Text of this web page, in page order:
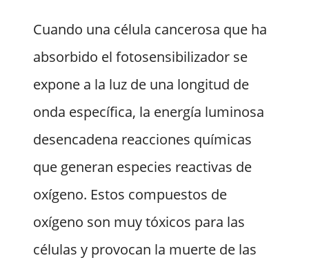
Cuando una célula cancerosa que ha
absorbido el fotosensibilizador se
expone a la luz de una longitud de
onda específica, la energía luminosa
desencadena reacciones químicas
que generan especies reactivas de
oxígeno. Estos compuestos de
oxígeno son muy tóxicos para las
células y provocan la muerte de las